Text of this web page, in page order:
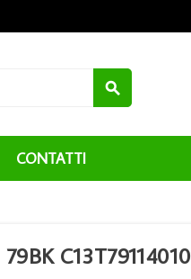

CONTATTI
C13T79114010